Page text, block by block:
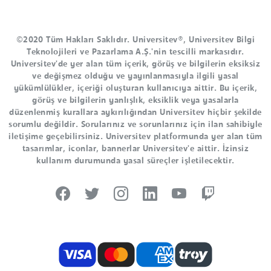
©2020 Tüm Hakları Saklıdır. Universitev®, Universitev Bilgi
Teknolojileri ve Pazarlama A.Ş.'nin tescilli markasıdır.
Universitev'de yer alan tüm içerik, görüş ve bilgilerin eksiksiz
ve değişmez olduğu ve yayınlanmasıyla ilgili yasal
yükümlülükler, içeriği oluşturan kullanıcıya aittir. Bu içerik,
görüş ve bilgilerin yanlışlık, eksiklik veya yasalarla
düzenlenmiş kurallara aykırılığından Universitev hiçbir şekilde
sorumlu değildir. Sorularınız ve sorunlarınız için ilan sahibiyle
iletişime geçebilirsiniz. Universitev platformunda yer alan tüm
tasarımlar, iconlar, bannerlar Universitev'e aittir. İzinsiz
kullanım durumunda yasal süreçler işletilecektir.